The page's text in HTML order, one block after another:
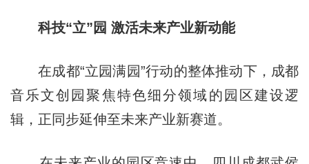
科技“立”园 激活未来产业新动能
在成都“立园满园”行动的整体推动下，成都
音乐文创园聚焦特色细分领域的园区建设逻
辑，正同步延伸至未来产业新赛道。